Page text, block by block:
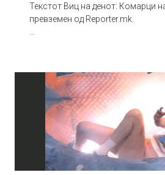
Текстот Виц на денот: Комарци
превземен од Reporter.mk.